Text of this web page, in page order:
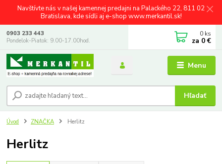
Navštívte nás v našej kamennej predajni na Palackého 22, 811 02
Bratislava, kde sídli aj e-shop www.merkantil.sk!
Menu
Hľadať
0903 233 443
Pondelok-Piatok: 9.00-17.00hod.
0 ks
za 0 €
Úvod ZNAČKA Herlitz
Herlitz